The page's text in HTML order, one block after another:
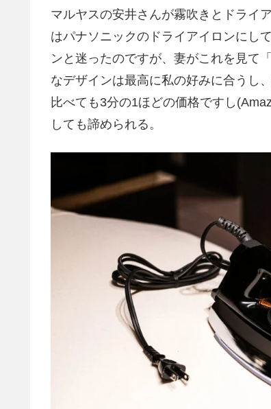
マルヤスの安井さんが霧吹きとドライ
はパナソニックのドライアイロンにし
ンと迷ったのですが、妻がこれを見て
なデザインは最高に私の好みに合うし
比べても3分の1ほどの価格ですし
しても諦められる。